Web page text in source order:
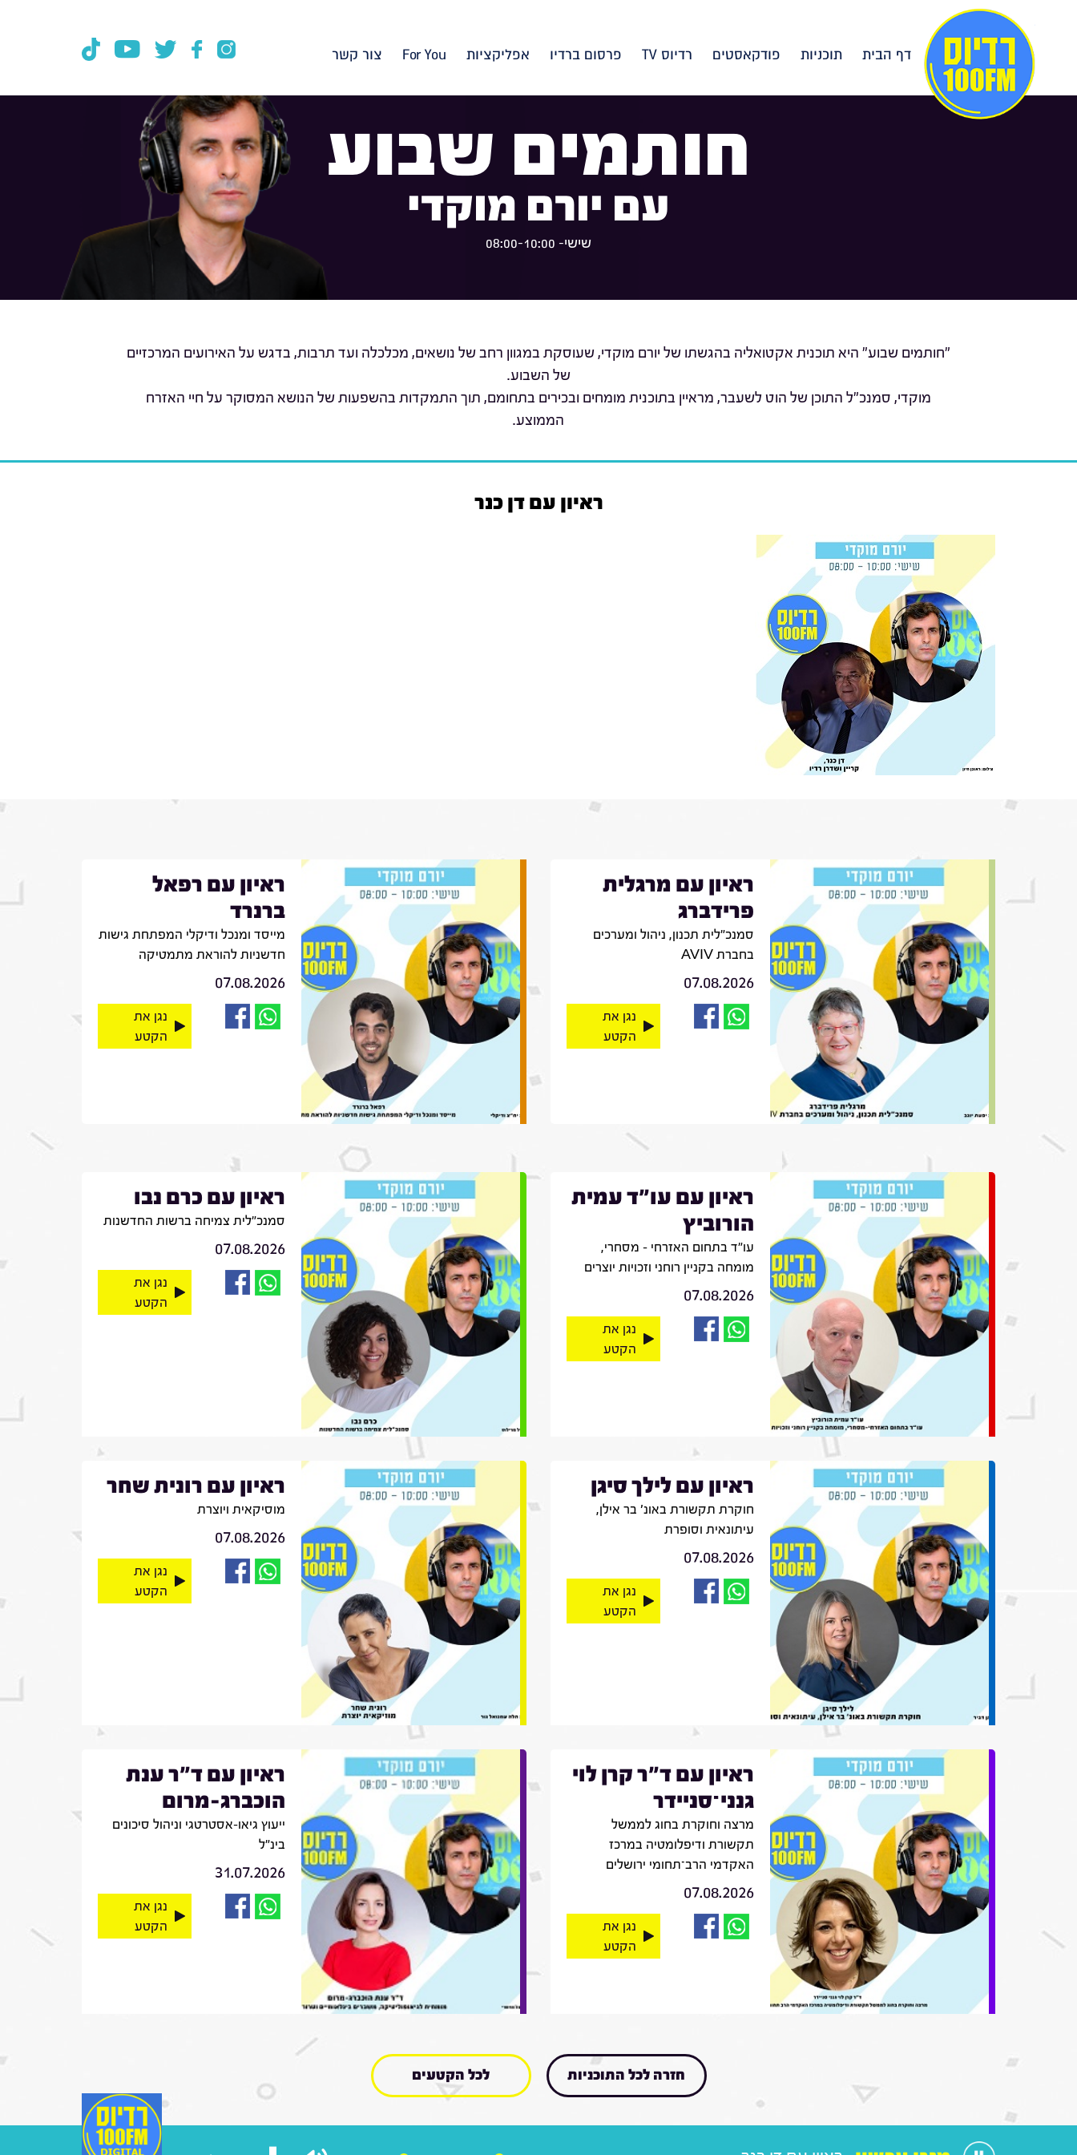
דף הבית תוכניות פודקאסטים רדיוס TV פרסום ברדיו אפליקציות For You צור קשר
חותמים שבוע
עם יורם מוקדי
שישי- 08:00-10:00
"חותמים שבוע" היא תוכנית אקטואליה בהגשתו של יורם מוקדי, שעוסקת במגוון רחב של נושאים, מכלכלה ועד תרבות, בדגש על האירועים המרכזיים
של השבוע.
מוקדי, סמנכ"ל התוכן של הוט לשעבר, מראיין בתוכנית מומחים ובכירים בתחומם, תוך התמקדות בהשפעות של הנושא המסוקר על חיי האזרח
הממוצע.
ראיון עם דן כנר
ראיון עם מרגלית
פרידברג
סמנכ״לית תכנון, ניהול ומערכים
בחברת AVIV
07.08.2026
נגן את
הקטע
ראיון עם רפאל
ברנרד
מייסד ומנכל ודיקלי המפתחת גישות
חדשניות להוראת מתמטיקה
07.08.2026
נגן את
הקטע
ראיון עם עו"ד עמית
הורוביץ
עו״ד בתחום האזרחי – מסחרי,
מומחה בקניין רוחני וזכויות יוצרים
07.08.2026
נגן את
הקטע
ראיון עם כרם נבו
סמנכ"לית צמיחה ברשות החדשנות
07.08.2026
נגן את
הקטע
ראיון עם לילך סיגן
חוקרת תקשורת באונ' בר אילן,
עיתונאית וסופרת
07.08.2026
נגן את
הקטע
ראיון עם רונית שחר
מוסיקאית ויוצרת
07.08.2026
נגן את
הקטע
ראיון עם ד"ר קרן לוי
גנני־סניידר
מרצה וחוקרת בחוג לממשל
תקשורת ודיפלומטיה במרכז
האקדמי הרב־תחומי ירושלים
07.08.2026
נגן את
הקטע
ראיון עם ד"ר ענת
הוכברג-מרום
ייעוץ גיאו-אסטרטגי וניהול סיכונים
בינ"ל
31.07.2026
נגן את
הקטע
חזרה לכל התוכניות לכל הקטעים